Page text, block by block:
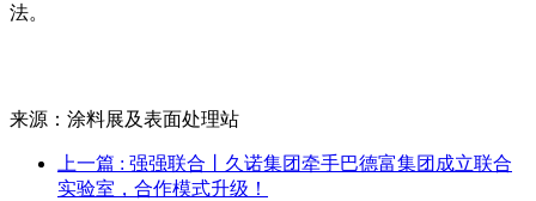
法。
来源：涂料展及表面处理站
上一篇 : 强强联合丨久诺集团牵手巴德富集团成立联合
实验室，合作模式升级！